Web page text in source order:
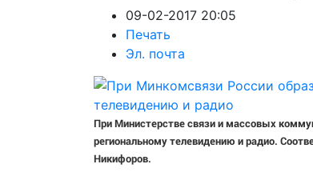
09-02-2017 20:05
Печать
Эл. почта
При Министерстве связи и массовых
региональному телевидению и радио.
Никифоров.